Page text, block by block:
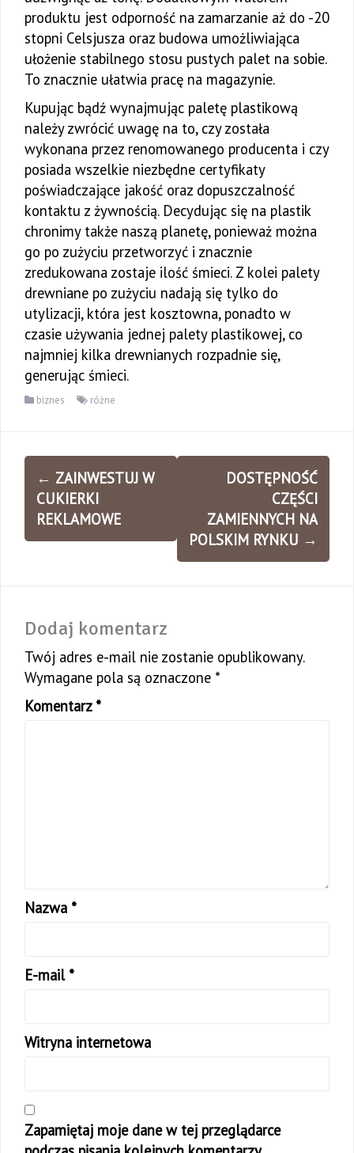
produktu jest odporność na zamarzanie aż do -20
stopni Celsjusza oraz budowa umożliwiająca
ułożenie stabilnego stosu pustych palet na sobie.
To znacznie ułatwia pracę na magazynie.
Kupując bądź wynajmując paletę plastikową
należy zwrócić uwagę na to, czy została
wykonana przez renomowanego producenta i czy
posiada wszelkie niezbędne certyfikaty
poświadczające jakość oraz dopuszczalność
kontaktu z żywnością. Decydując się na plastik
chronimy także naszą planetę, ponieważ można
go po zużyciu przetworzyć i znacznie
zredukowana zostaje ilość śmieci. Z kolei palety
drewniane po zużyciu nadają się tylko do
utylizacji, która jest kosztowna, ponadto w
czasie używania jednej palety plastikowej, co
najmniej kilka drewnianych rozpadnie się,
generując śmieci.
biznes różne
Zobacz
wpisy
← ZAINWESTUJ W
CUKIERKI
REKLAMOWE
DOSTĘPNOŚĆ
CZĘŚCI
ZAMIENNYCH NA
POLSKIM RYNKU →
Dodaj komentarz
Twój adres e-mail nie zostanie opublikowany.
Wymagane pola są oznaczone *
Komentarz *
Nazwa *
E-mail *
Witryna internetowa
Zapamiętaj moje dane w tej przeglądarce